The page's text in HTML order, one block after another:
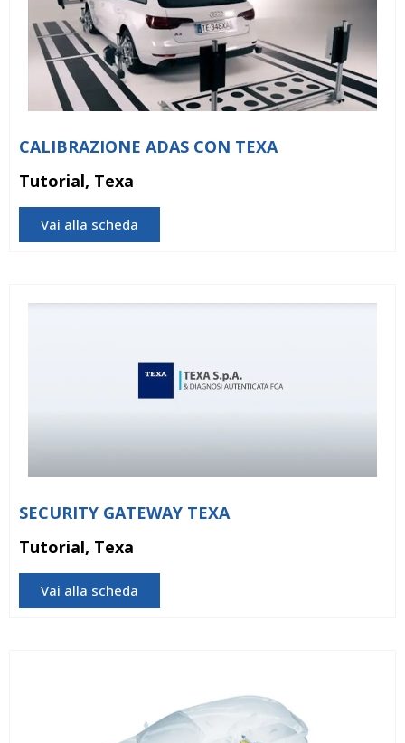
CALIBRAZIONE ADAS CON TEXA
Tutorial, Texa
Vai alla scheda
SECURITY GATEWAY TEXA
Tutorial, Texa
Vai alla scheda